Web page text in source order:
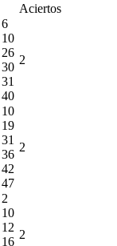
Aciertos
6
10
26
30
31
40
2
10
19
31
36
42
47
2
2
10
12
16
2